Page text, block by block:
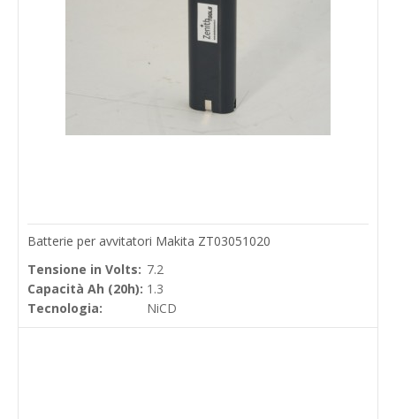
Batterie per avvitatori Makita ZT03051020
Tensione in Volts: 7.2
Capacità Ah (20h): 1.3
Tecnologia:
NiCD